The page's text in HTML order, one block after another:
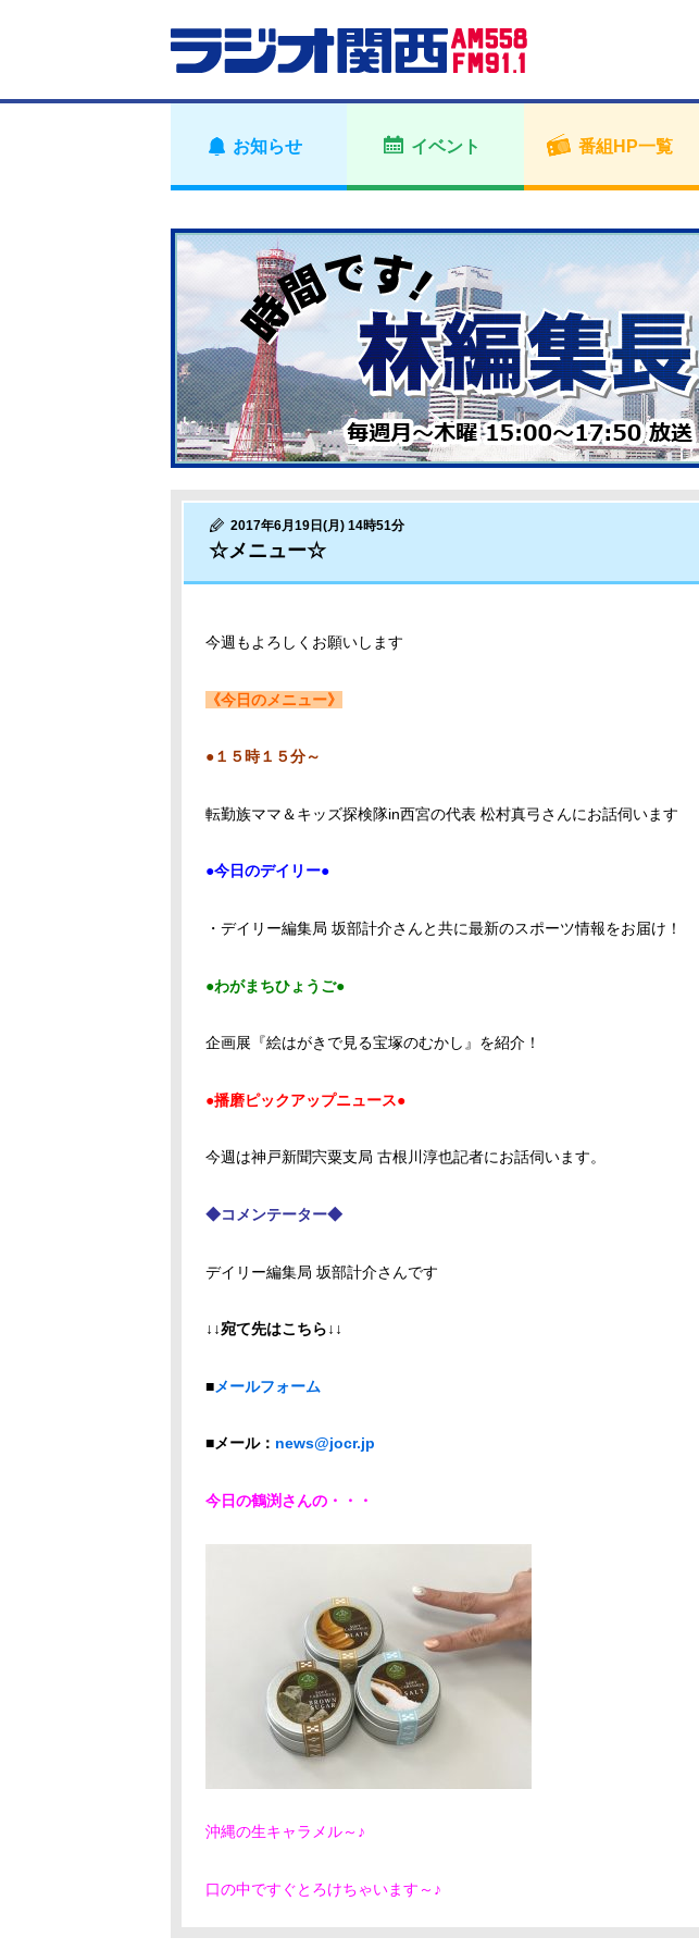
お知らせ イベント 番組HP一覧
2017年6月19日(月) 14時51分
☆メニュー☆
今週もよろしくお願いします
《今日のメニュー》
●１５時１５分～
転勤族ママ＆キッズ探検隊in西宮の代表 松村真弓さんにお話伺います
●今日のデイリー●
・デイリー編集局 坂部計介さんと共に最新のスポーツ情報をお届け！
●わがまちひょうご●
企画展『絵はがきで見る宝塚のむかし』を紹介！
●播磨ピックアップニュース●
今週は神戸新聞宍粟支局 古根川淳也記者にお話伺います。
◆コメンテーター◆
デイリー編集局 坂部計介さんです
↓↓宛て先はこちら↓↓
■メールフォーム
■メール： news@jocr.jp
今日の鶴渕さんの・・・
沖縄の生キャラメル～♪
口の中ですぐとろけちゃいます～♪